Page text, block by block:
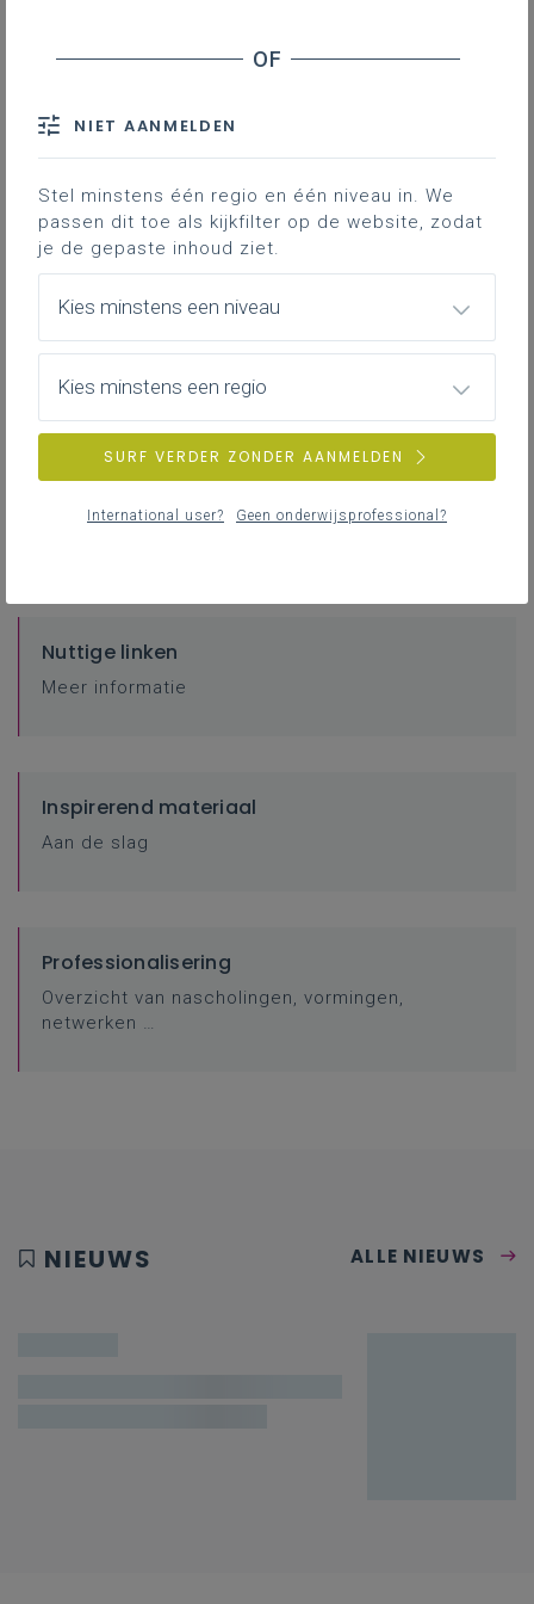
Onthaal
Keuze van de school en onthaalgesprek
Inschrijven
Onthaal, inschrijving en aanmelden of niet
Extra aandacht voor sommige kinderen
De inschrijving van sommige kinderen vraagt
Nuttige linken
Meer informatie
Inspirerend materiaal
Aan de slag
Professionalisering
Overzicht van nascholingen, vormingen,
netwerken …
NIEUWS ALLE NIEUWS
NIET AANMELDEN
Stel minstens één regio en één niveau in. We
passen dit toe als kijkfilter op de website, zodat
je de gepaste inhoud ziet.
Kies minstens een niveau
Kies minstens een regio
SURF VERDER ZONDER AANMELDEN
International user? Geen onderwijsprofessional?